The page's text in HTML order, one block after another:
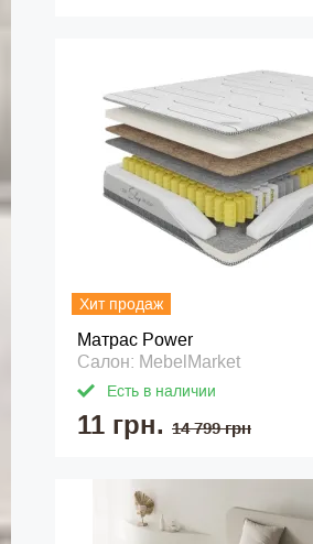
Хит продаж
Матраc Power
Салон: MebelMarket
Есть в наличии
11 грн. 14 799 грн